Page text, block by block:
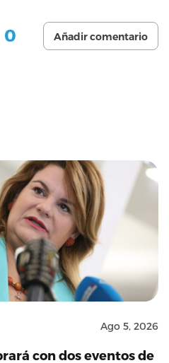
0 Añadir comentario
Ago 5, 2026
con dos eventos de